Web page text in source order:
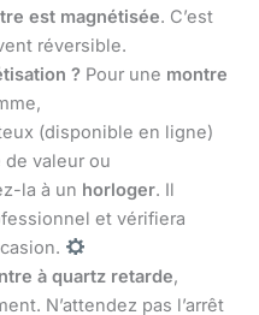
est magnétisée. C’est
réversible.
? Pour une montre
(disponible en ligne)
valeur ou
la à un horloger. Il
et vérifiera
à quartz retarde,
N’attendez pas l’arrêt